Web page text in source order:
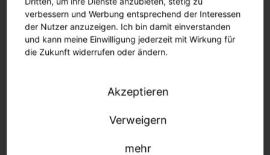
Geschaeftsfuehrung:
Ralph Hesse, Andreas Frank, Daniel Fischer
Vorsitzende des Aufsichtsrats:
Inhaltlich Verantwortlicher gemäß § 18 Absatz 2 MStV:
Geschäftliche Anschrift:
verbessern und Werbung entsprechend der Interessen
der Nutzer anzuzeigen. Ich bin damit einverstanden
und kann meine Einwilligung jederzeit mit Wirkung für
die Zukunft widerrufen oder ändern.
Akzeptieren
Verweigern
mehr